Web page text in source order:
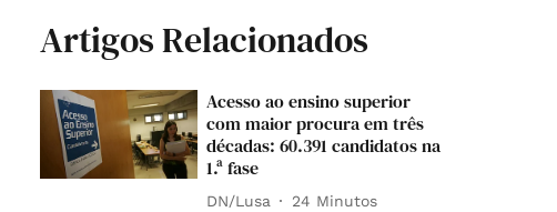
Artigos Relacionados
Acesso ao ensino superior
com maior procura em três
décadas: 60.391 candidatos na
1.ª fase
DN/Lusa 24 Minutos